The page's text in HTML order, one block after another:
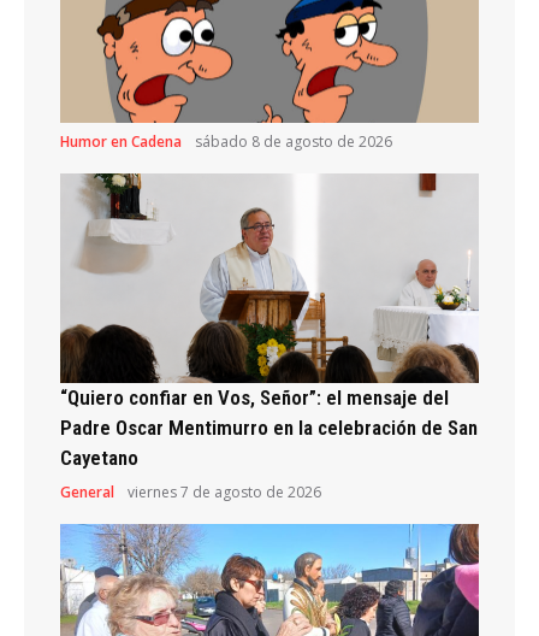
Humor en Cadena sábado 8 de agosto de 2026
“Quiero confiar en Vos, Señor”: el mensaje del
Padre Oscar Mentimurro en la celebración de San
Cayetano
General viernes 7 de agosto de 2026